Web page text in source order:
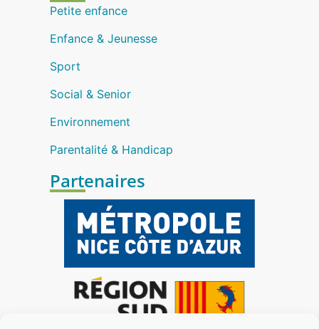
Petite enfance
Enfance & Jeunesse
Sport
Social & Senior
Environnement
Parentalité & Handicap
Partenaires